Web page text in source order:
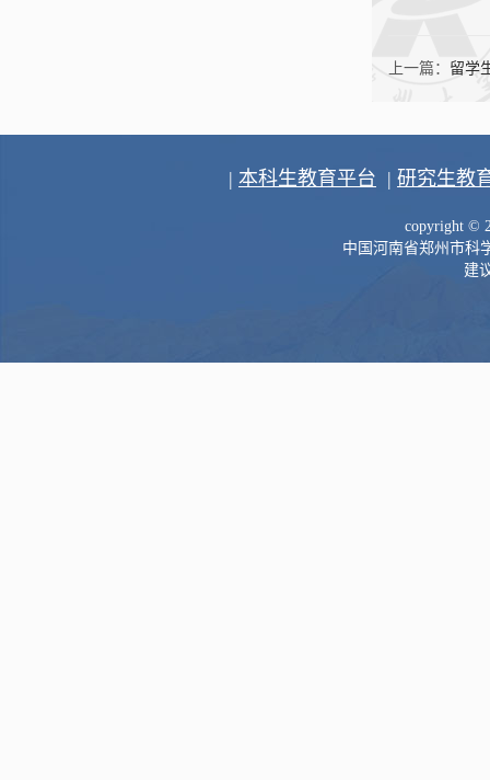
上一篇： 留学
| 本科生教育平台 | 研究生教
copyright ©
中国河南省郑州市科
建